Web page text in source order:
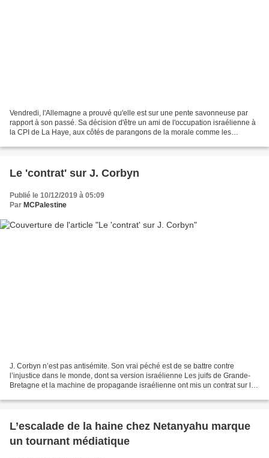
Vendredi, l'Allemagne a prouvé qu'elle est sur une pente savonneuse par
rapport à son passé. Sa décision d'être un ami de l'occupation israélienne à
la CPI de La Haye, aux côtés de parangons de la morale comme les
Le 'contrat' sur J. Corbyn
Publié le 10/12/2019 à 05:09
Par MCPalestine
J. Corbyn n’est pas antisémite. Son vrai péché est de se battre contre
l’injustice dans le monde, dont sa version israélienne Les juifs de Grande-
Bretagne et la machine de propagande israélienne ont mis un contrat sur le
L’escalade de la haine chez Netanyahu marque
un tournant médiatique